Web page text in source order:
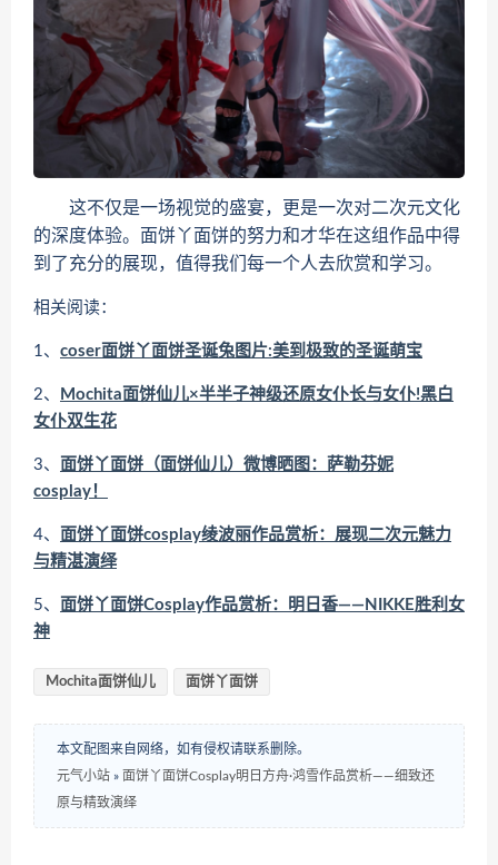
这不仅是一场视觉的盛宴，更是一次对二次元文化
的深度体验。面饼丫面饼的努力和才华在这组作品中得
到了充分的展现，值得我们每一个人去欣赏和学习。
相关阅读：
1、 coser面饼丫面饼圣诞兔图片:美到极致的圣诞萌宝
2、
Mochita面饼仙儿×半半子神级还原女仆长与女仆!黑白
女仆双生花
3、 面饼丫面饼（面饼仙儿）微博晒图：萨勒芬妮
cosplay！
4、 面饼丫面饼cosplay绫波丽作品赏析：展现二次元魅力
与精湛演绎
5、 面饼丫面饼Cosplay作品赏析：明日香——NIKKE胜利女
神
Mochita面饼仙儿 面饼丫面饼
本文配图来自网络，如有侵权请联系删除。
元气小站 » 面饼丫面饼Cosplay明日方舟·鸿雪作品赏析——细致还
原与精致演绎